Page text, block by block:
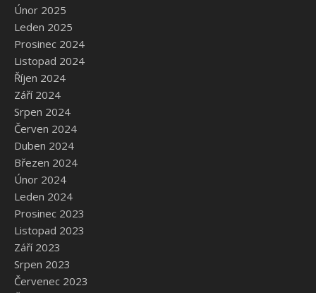
Únor 2025
Leden 2025
Prosinec 2024
Listopad 2024
Říjen 2024
Září 2024
Srpen 2024
Červen 2024
Duben 2024
Březen 2024
Únor 2024
Leden 2024
Prosinec 2023
Listopad 2023
Září 2023
Srpen 2023
Červenec 2023